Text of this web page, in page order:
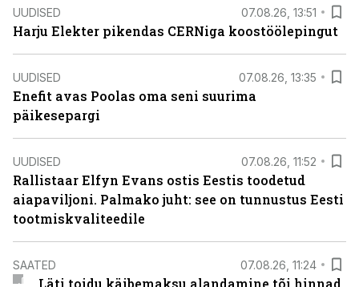
UUDISED 07.08.26, 13:51
Harju Elekter pikendas CERNiga koostöölepingut
UUDISED 07.08.26, 13:35
Enefit avas Poolas oma seni suurima
päikesepargi
UUDISED 07.08.26, 11:52
Rallistaar Elfyn Evans ostis Eestis toodetud
aiapaviljoni. Palmako juht: see on tunnustus Eesti
tootmiskvaliteedile
SAATED 07.08.26, 11:24
Läti toidu käibemaksu alandamine tõi hinnad